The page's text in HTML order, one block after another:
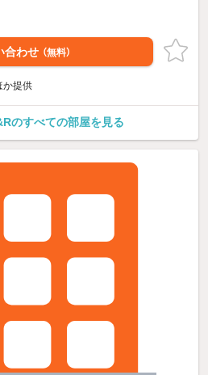
合わせ （無料）
か提供
のすべての部屋を見る